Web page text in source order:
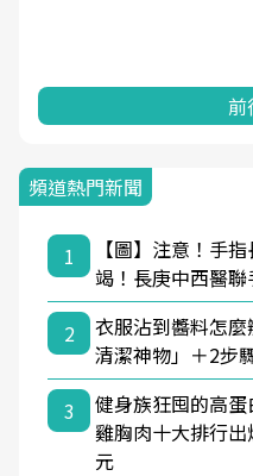
頻道熱門新聞
1
【圖】注意！手
竭！長庚中西醫
2
衣服沾到醬料怎
清潔神物」＋2步
3
健身族狂囤的高
雞胸肉十大排行
元